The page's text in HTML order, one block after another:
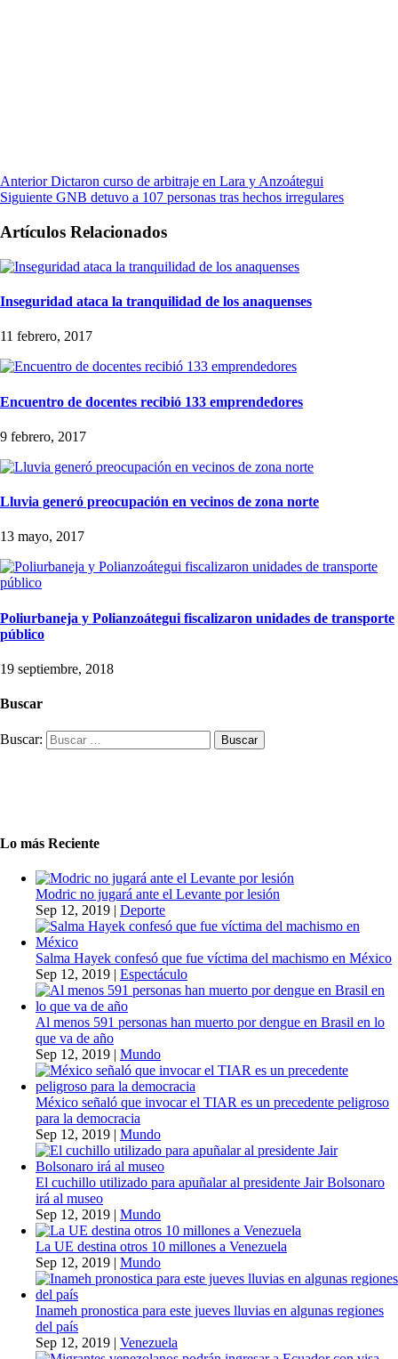
Anterior Dictaron curso de arbitraje en Lara y Anzoátegui
Siguiente GNB detuvo a 107 personas tras hechos irregulares
Artículos Relacionados
Inseguridad ataca la tranquilidad de los anaquenses
11 febrero, 2017
Encuentro de docentes recibió 133 emprendedores
9 febrero, 2017
Lluvia generó preocupación en vecinos de zona norte
13 mayo, 2017
Poliurbaneja y Polianzoátegui fiscalizaron unidades de transporte
público
19 septiembre, 2018
Buscar
Buscar:
Lo más Reciente
Modric no jugará ante el Levante por lesión
Sep 12, 2019 | Deporte
Salma Hayek confesó que fue víctima del machismo en México
Sep 12, 2019 | Espectáculo
Al menos 591 personas han muerto por dengue en Brasil en lo
que va de año
Sep 12, 2019 | Mundo
México señaló que invocar el TIAR es un precedente peligroso
para la democracia
Sep 12, 2019 | Mundo
El cuchillo utilizado para apuñalar al presidente Jair Bolsonaro
irá al museo
Sep 12, 2019 | Mundo
La UE destina otros 10 millones a Venezuela
Sep 12, 2019 | Mundo
Inameh pronostica para este jueves lluvias en algunas regiones
del país
Sep 12, 2019 | Venezuela